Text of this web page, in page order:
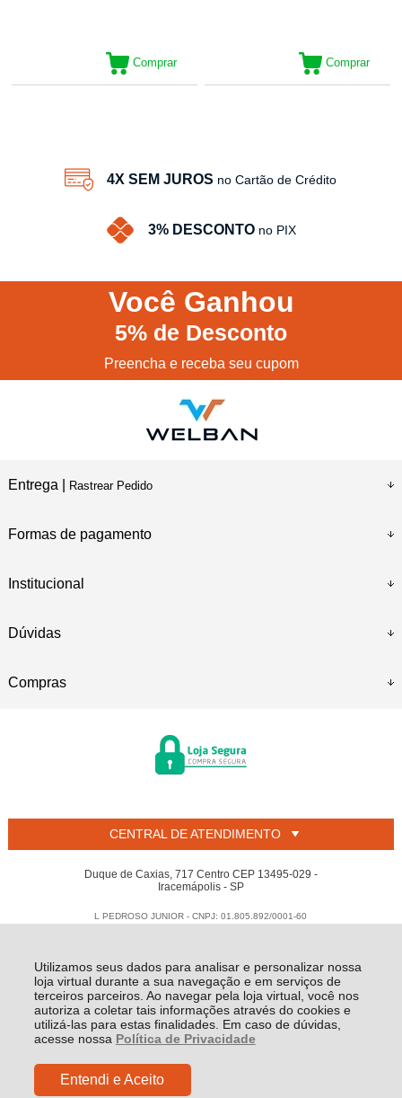
Utilizamos seus dados para analisar e personalizar nossa
loja virtual durante a sua navegação e em serviços de
terceiros parceiros. Ao navegar pela loja virtual, você nos
autoriza a coletar tais informações através do cookies e
utilizá-las para estas finalidades. Em caso de dúvidas,
acesse nossa Política de Privacidade
Entendi e Aceito
Comprar Comprar
4X SEM JUROS no Cartão de Crédito
3% DESCONTO no PIX
Você Ganhou
5% de Desconto
Preencha e receba seu cupom
Entrega | Rastrear Pedido
Formas de pagamento
Institucional
Dúvidas
Compras
CENTRAL DE ATENDIMENTO
Duque de Caxias, 717 Centro CEP 13495-029 -
Iracemápolis - SP
L PEDROSO JUNIOR - CNPJ: 01.805.892/0001-60